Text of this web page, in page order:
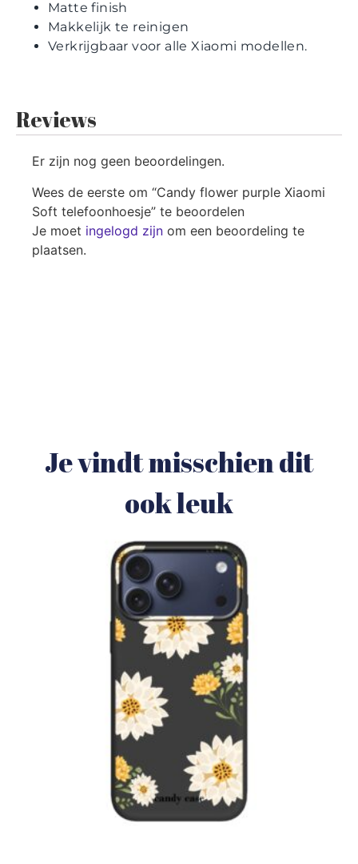
Matte finish
Makkelijk te reinigen
Verkrijgbaar voor alle Xiaomi modellen.
Reviews
Er zijn nog geen beoordelingen.
Wees de eerste om “Candy flower purple Xiaomi
Soft telefoonhoesje” te beoordelen
Je moet ingelogd zijn om een beoordeling te
plaatsen.
Je vindt misschien dit
ook leuk